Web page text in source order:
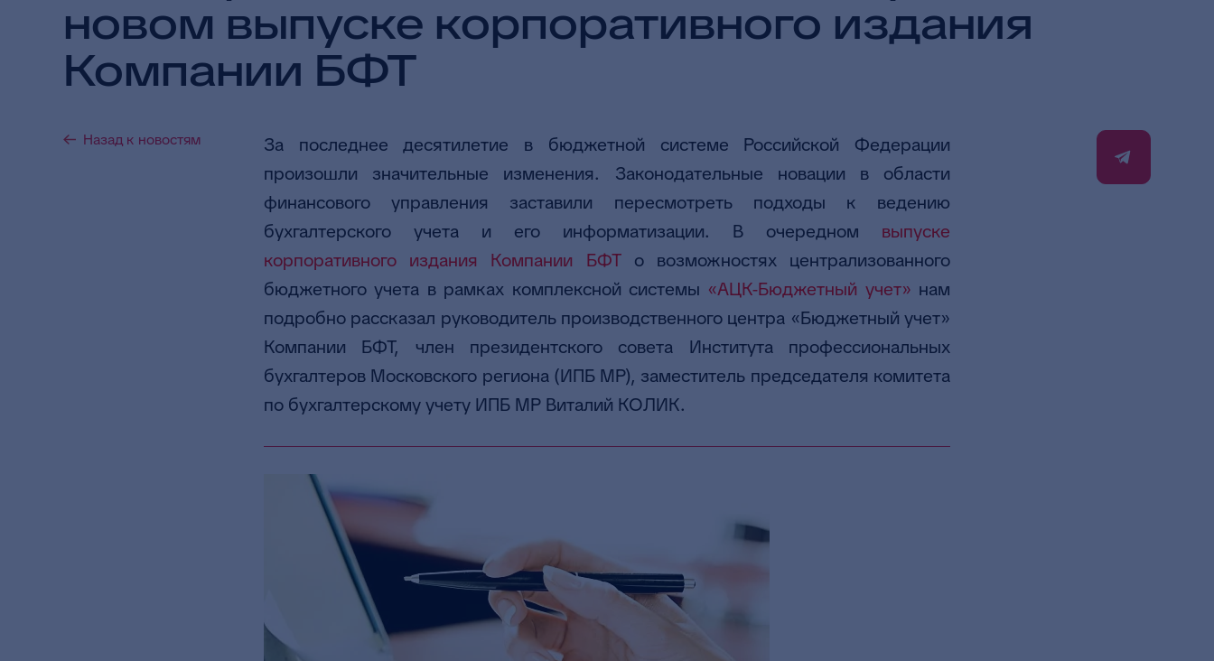
новом выпуске корпоративного издания
Компании БФТ
Назад к новостям
За последнее десятилетие в бюджетной системе Российской Федерации
произошли значительные изменения. Законодательные новации в области
финансового управления заставили пересмотреть подходы к ведению
бухгалтерского учета и его информатизации. В очередном выпуске
корпоративного издания Компании БФТо возможностях централизованного
бюджетного учета в рамках комплексной системы «АЦК-Бюджетный учет» нам
подробно рассказал руководитель производственного центра «Бюджетный учет»
Компании БФТ, член президентского совета Института профессиональных
бухгалтеров Московского региона (ИПБ МР), заместитель председателя комитета
по бухгалтерскому учету ИПБ МР Виталий КОЛИК.